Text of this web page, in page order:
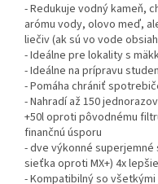
- Redukuje vodný kameň,
arómu vody, olovo meď,
liečiv (ak sú vo vode
- Ideálne pre lokality s
- Ideálne na prípravu
- Pomáha chrániť
- Nahradí až 150
+50l oproti pôvodnému
finančnú úsporu
- dve výkonné
sieťka oproti MX+) 4x
- Kompatibilný so všetkými